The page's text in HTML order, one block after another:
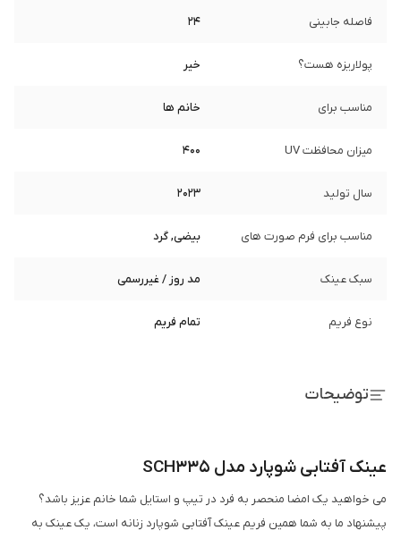
فاصله جابینی 24
پولاریزه هست؟ خیر
مناسب برای خانم ها
میزان محافظت UV 400
سال تولید 2023
مناسب برای فرم صورت های بیضی, گرد
سبک عینک مد روز / غیررسمی
نوع فریم تمام فریم
توضیحات
عینک آفتابی شوپارد مدل SCH335
می خواهید یک امضا منحصر به فرد در تیپ و استایل شما خانم عزیز باشد؟
پیشنهاد ما به شما همین فریم عینک آفتابی شوپارد زنانه است، یک عینک به